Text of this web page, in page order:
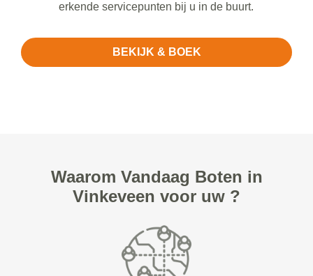
erkende servicepunten bij u in de buurt.
BEKIJK & BOEK
Waarom Vandaag Boten in
Vinkeveen voor uw ?